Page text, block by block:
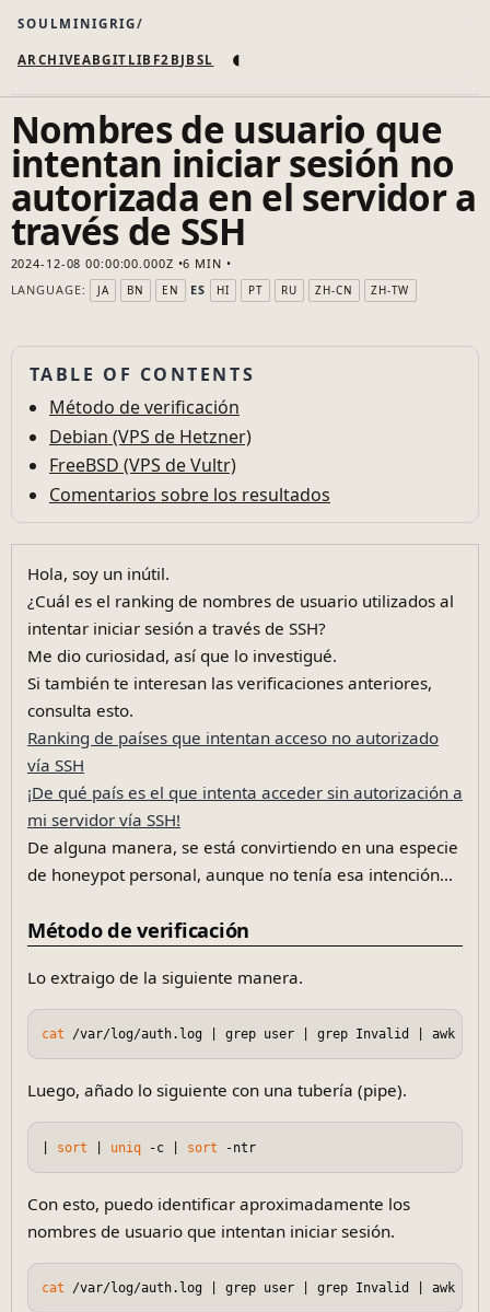
SOULMINIGRIG
ARCHIVEABGIT LIB F2B JB SL ◐
Nombres de usuario que
intentan iniciar sesión no
autorizada en el servidor a
través de SSH
2024-12-08 00:00:00.000Z
6 MIN
LANGUAGE:
JA BN EN ES HI PT RU ZH-CN ZH-TW
TABLE OF CONTENTS
Método de verificación
Debian (VPS de Hetzner)
FreeBSD (VPS de Vultr)
Comentarios sobre los resultados
Hola, soy un inútil.
¿Cuál es el ranking de nombres de usuario utilizados al
intentar iniciar sesión a través de SSH?
Me dio curiosidad, así que lo investigué.
Si también te interesan las verificaciones anteriores,
consulta esto.
Ranking de países que intentan acceso no autorizado
vía SSH
¡De qué país es el que intenta acceder sin autorización a
mi servidor vía SSH!
De alguna manera, se está convirtiendo en una especie
de honeypot personal, aunque no tenía esa intención...
Método de verificación
Lo extraigo de la siguiente manera.
cat /var/log/auth.log | grep user | grep Invalid | awk
Luego, añado lo siguiente con una tubería (pipe).
sort uniq -c | sort
Con esto, puedo identificar aproximadamente los
nombres de usuario que intentan iniciar sesión.
cat /var/log/auth.log | grep user | grep Invalid | awk